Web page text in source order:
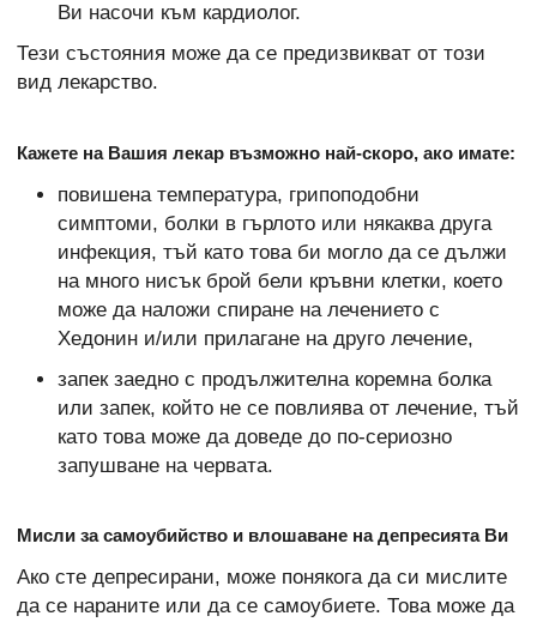
Ви насочи към кардиолог.
Тези състояния може да се предизвикват от този
вид лекарство.
Кажете на Вашия лекар възможно най-скоро, ако имате:
повишена температура, грипоподобни
симптоми, болки в гърлото или някаква друга
инфекция, тъй като това би могло да се дължи
на много нисък брой бели кръвни клетки, което
може да наложи спиране на лечението с
Хедонин и/или прилагане на друго лечение,
запек заедно с продължителна коремна болка
или запек, който не се повлиява от лечение, тъй
като това може да доведе до по-сериозно
запушване на червата.
Мисли за самоубийство и влошаване на депресията Ви
Ако сте депресирани, може понякога да си мислите
да се нараните или да се самоубиете. Това може да